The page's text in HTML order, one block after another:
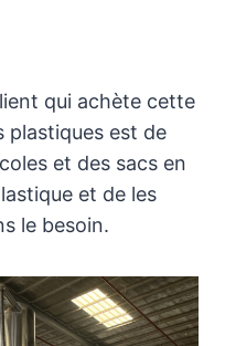
qui achète cette
plastiques est de
et des sacs en
et de les
le besoin.